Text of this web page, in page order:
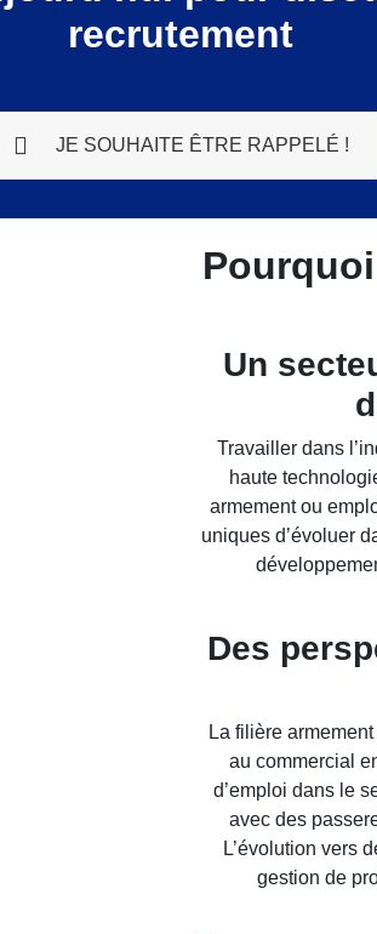
recrutement
JE SOUHAITE ÊTRE RAPPELÉ !
Un
Travailler dans
haute
armement ou
uniques d’évoluer
Des
La filière
au commercial
d’emploi dans le
avec des
L’évolution vers
gestion de